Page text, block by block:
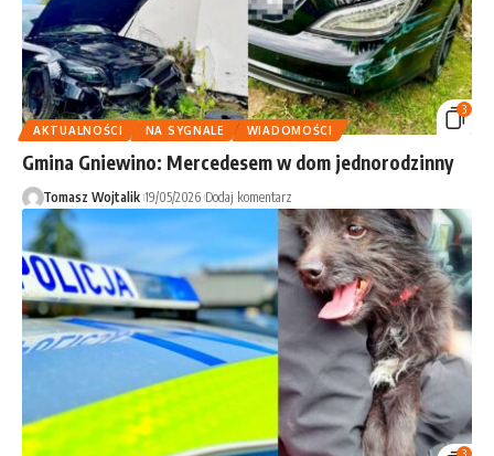
3
AKTUALNOŚCI
NA SYGNALE WIADOMOŚCI
Gmina Gniewino: Mercedesem w dom jednorodzinny
Tomasz Wojtalik 19/05/2026 Dodaj komentarz
3